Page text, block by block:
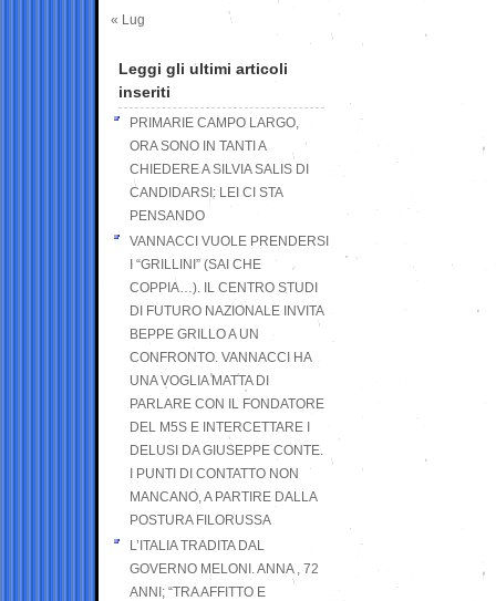
« Lug
Leggi gli ultimi articoli
inseriti
PRIMARIE CAMPO LARGO,
ORA SONO IN TANTI A
CHIEDERE A SILVIA SALIS DI
CANDIDARSI: LEI CI STA
PENSANDO
VANNACCI VUOLE PRENDERSI
I “GRILLINI” (SAI CHE
COPPIA…). IL CENTRO STUDI
DI FUTURO NAZIONALE INVITA
BEPPE GRILLO A UN
CONFRONTO. VANNACCI HA
UNA VOGLIA MATTA DI
PARLARE CON IL FONDATORE
DEL M5S E INTERCETTARE I
DELUSI DA GIUSEPPE CONTE.
I PUNTI DI CONTATTO NON
MANCANO, A PARTIRE DALLA
POSTURA FILORUSSA
L’ITALIA TRADITA DAL
GOVERNO MELONI. ANNA , 72
ANNI; “TRA AFFITTO E